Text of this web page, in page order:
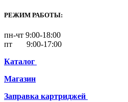
РЕЖИМ РАБОТЫ:
пн-чт 9:00-18:00
пт 9:00-17:00
Каталог
Магазин
Заправка картриджей